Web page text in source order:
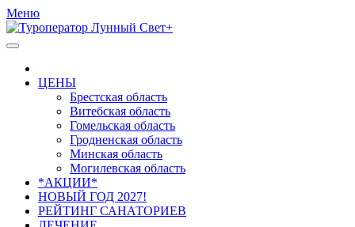
Меню
ЦЕНЫ
Брестская область
Витебская область
Гомельская область
Гродненская область
Минская область
Могилевская область
*АКЦИИ*
НОВЫЙ ГОД 2027!
РЕЙТИНГ САНАТОРИЕВ